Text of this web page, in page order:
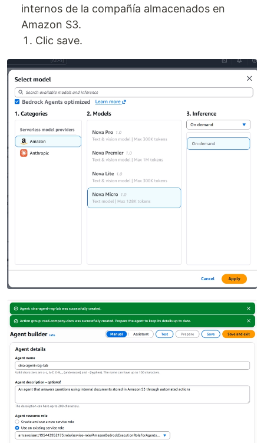
internos de la compañía almacenados en
Amazon S3.
Clic save.